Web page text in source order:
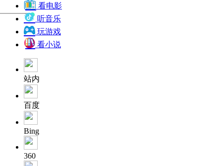
看电影
听音乐
玩游戏
看小说
站内
百度
Bing
360